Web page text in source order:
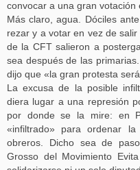
convocar a una gran votación
Más claro, agua. Dóciles
rezar y a votar en vez de
de la CFT salieron a
sea después de las
dijo que «la gran protesta
La excusa de la posible
diera lugar a una represión
por donde se la mire: en
«infiltrado» para ordenar
obreros. Dicho sea de
Grosso del Movimiento